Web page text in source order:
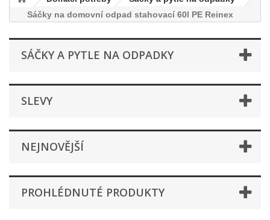
Sáčky na domovní odpad stahovací 60l PE Reinex
SÁČKY A PYTLE NA ODPADKY
SLEVY
NEJNOVĚJŠÍ
PROHLÉDNUTÉ PRODUKTY